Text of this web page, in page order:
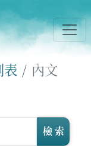
表 內文
檢 索